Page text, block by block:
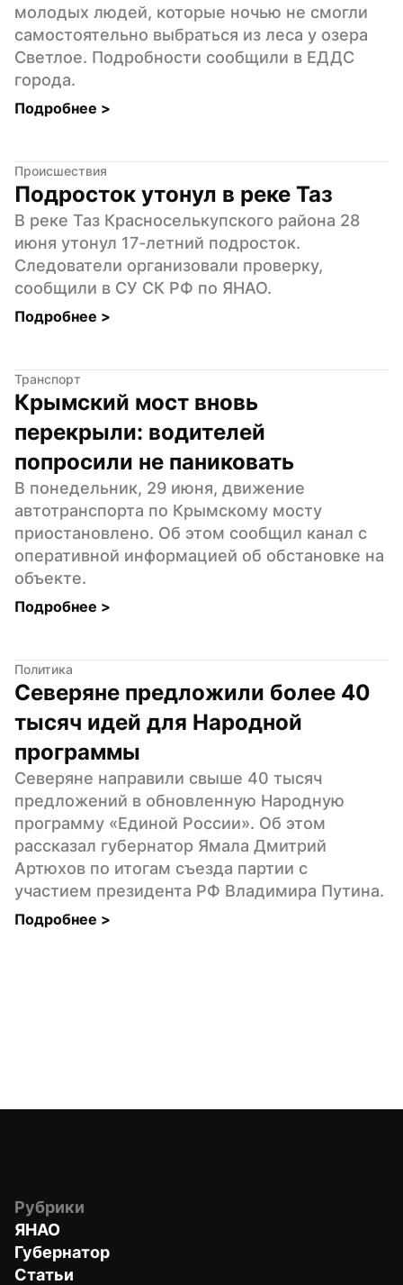
молодых людей, которые ночью не смогли
самостоятельно выбраться из леса у озера
Светлое. Подробности сообщили в ЕДДС
города.
Подробнее >
Происшествия
Подросток утонул в реке Таз
В реке Таз Красноселькупского района 28
июня утонул 17-летний подросток.
Следователи организовали проверку,
сообщили в СУ СК РФ по ЯНАО.
Подробнее >
Транспорт
Крымский мост вновь
перекрыли: водителей
попросили не паниковать
В понедельник, 29 июня, движение
автотранспорта по Крымскому мосту
приостановлено. Об этом сообщил канал с
оперативной информацией об обстановке на
объекте.
Подробнее >
Политика
Северяне предложили более 40
тысяч идей для Народной
программы
Северяне направили свыше 40 тысяч
предложений в обновленную Народную
программу «Единой России». Об этом
рассказал губернатор Ямала Дмитрий
Артюхов по итогам съезда партии с
участием президента РФ Владимира Путина.
Подробнее >
Рубрики
ЯНАО
Губернатор
Статьи